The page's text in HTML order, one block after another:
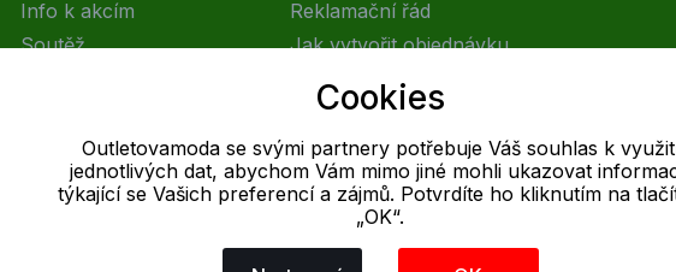
Info k akcím
Soutěž
Reklamační řád
Jak vytvořit objednávku
Obchodní podmínky
Doprava
E-mail
info@outletovamoda.cz
Cookies
Outletovamoda se svými partnery potřebuje Váš souhlas k
jednotlivých dat, abychom Vám mimo jiné mohli ukazovat
týkající se Vašich preferencí a zájmů. Potvrdíte ho kliknutím na
„OK“.